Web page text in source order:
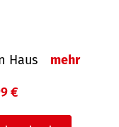
Haus mehr
€